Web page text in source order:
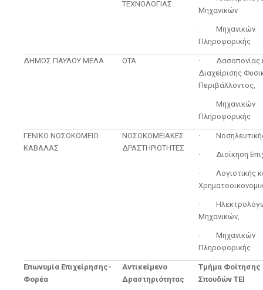
ΤΕΧΝΟΛΟΓΙΑΣ
Μηχανικών
· Μηχανικών
Πληροφορικής
ΔΗΜΟΣ ΠΑΥΛΟΥ ΜΕΛΑ ΟΤΑ
· Δασοπονίας
Διαχείρισης
Περιβάλλοντος,
· Μηχανικών
Πληροφορικής
ΓΕΝΙΚΟ ΝΟΣΟΚΟΜΕΙΟ
ΚΑΒΑΛΑΣ
ΝΟΣΟΚΟΜΕΙΑΚΕΣ
ΔΡΑΣΤΗΡΙΟΤΗΤΕΣ
·
· Διοίκηση
· Λογιστικής
·
Μηχανικών,
· Μηχανικών
Πληροφορικής
Επωνυμία Επιχείρησης-
Φορέα
Αντικείμενο
Δραστηριότητας
Τμήμα Φοίτησης
Σπουδών ΤΕΙ